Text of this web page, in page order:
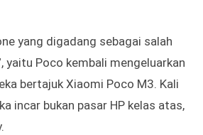
yang digadang sebagai salah
yaitu Poco kembali mengeluarkan
bertajuk Xiaomi Poco M3. Kali
incar bukan pasar HP kelas atas,